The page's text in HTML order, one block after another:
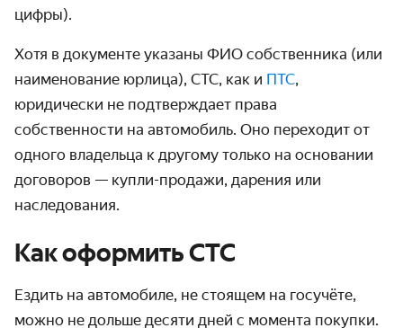
цифры).
Хотя в документе указаны ФИО собственника (или
наименование юрлица), СТС, как и ПТС,
юридически не подтверждает права
собственности на автомобиль. Оно переходит от
одного владельца к другому только на основании
договоров — купли-продажи, дарения или
наследования.
Как оформить СТС
Ездить на автомобиле, не стоящем на госучёте,
можно не дольше десяти дней с момента покупки.